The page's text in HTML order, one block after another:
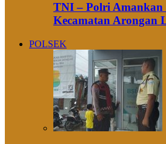
TNI – Polri
Kecamatan Arongan
POLSEK